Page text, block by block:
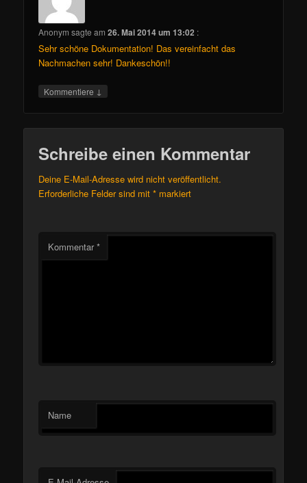
Anonym sagte am26. Mai 2014 um 13:02 :
Sehr schöne Dokumentation! Das vereinfacht das
Nachmachen sehr! Dankeschön!!
Kommentiere ↓
Schreibe einen Kommentar
Deine E-Mail-Adresse wird nicht veröffentlicht.
Erforderliche Felder sind mit* markiert
Kommentar*
Name